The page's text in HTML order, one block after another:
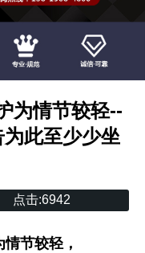
为情节较轻--
此至少少坐
击:6942
节较轻，